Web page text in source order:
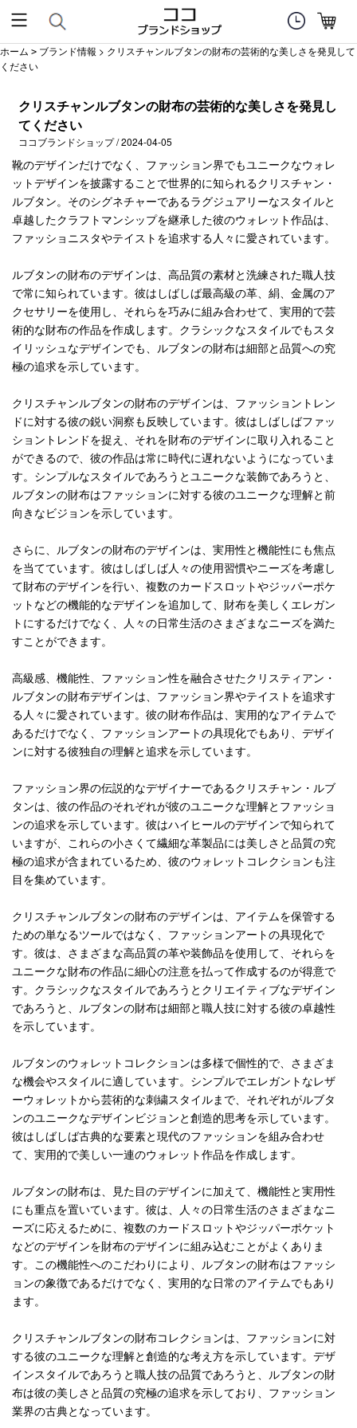
ホーム > ブランド情報 > クリスチャンルブタンの財布の芸術的な美しさを発見して
ください
クリスチャンルブタンの財布の芸術的な美しさを発見し
てください
ココブランドショップ / 2024-04-05
靴のデザインだけでなく、ファッション界でもユニークなウォレ
ットデザインを披露することで世界的に知られるクリスチャン・
ルブタン。そのシグネチャーであるラグジュアリーなスタイルと
卓越したクラフトマンシップを継承した彼のウォレット作品は、
ファッショニスタやテイストを追求する人々に愛されています。
ルブタンの財布のデザインは、高品質の素材と洗練された職人技
で常に知られています。彼はしばしば最高級の革、絹、金属のア
クセサリーを使用し、それらを巧みに組み合わせて、実用的で芸
術的な財布の作品を作成します。クラシックなスタイルでもスタ
イリッシュなデザインでも、ルブタンの財布は細部と品質への究
極の追求を示しています。
クリスチャンルブタンの財布のデザインは、ファッショントレン
ドに対する彼の鋭い洞察も反映しています。彼はしばしばファッ
ショントレンドを捉え、それを財布のデザインに取り入れること
ができるので、彼の作品は常に時代に遅れないようになっていま
す。シンプルなスタイルであろうとユニークな装飾であろうと、
ルブタンの財布はファッションに対する彼のユニークな理解と前
向きなビジョンを示しています。
さらに、ルブタンの財布のデザインは、実用性と機能性にも焦点
を当てています。彼はしばしば人々の使用習慣やニーズを考慮し
て財布のデザインを行い、複数のカードスロットやジッパーポケ
ットなどの機能的なデザインを追加して、財布を美しくエレガン
トにするだけでなく、人々の日常生活のさまざまなニーズを満た
すことができます。
高級感、機能性、ファッション性を融合させたクリスティアン・
ルブタンの財布デザインは、ファッション界やテイストを追求す
る人々に愛されています。彼の財布作品は、実用的なアイテムで
あるだけでなく、ファッションアートの具現化でもあり、デザイ
ンに対する彼独自の理解と追求を示しています。
ファッション界の伝説的なデザイナーであるクリスチャン・ルブ
タンは、彼の作品のそれぞれが彼のユニークな理解とファッショ
ンの追求を示しています。彼はハイヒールのデザインで知られて
いますが、これらの小さくて繊細な革製品には美しさと品質の究
極の追求が含まれているため、彼のウォレットコレクションも注
目を集めています。
クリスチャンルブタンの財布のデザインは、アイテムを保管する
ための単なるツールではなく、ファッションアートの具現化で
す。彼は、さまざまな高品質の革や装飾品を使用して、それらを
ユニークな財布の作品に細心の注意を払って作成するのが得意で
す。クラシックなスタイルであろうとクリエイティブなデザイン
であろうと、ルブタンの財布は細部と職人技に対する彼の卓越性
を示しています。
ルブタンのウォレットコレクションは多様で個性的で、さまざま
な機会やスタイルに適しています。シンプルでエレガントなレザ
ーウォレットから芸術的な刺繍スタイルまで、それぞれがルブタ
ンのユニークなデザインビジョンと創造的思考を示しています。
彼はしばしば古典的な要素と現代のファッションを組み合わせ
て、実用的で美しい一連のウォレット作品を作成します。
ルブタンの財布は、見た目のデザインに加えて、機能性と実用性
にも重点を置いています。彼は、人々の日常生活のさまざまなニ
ーズに応えるために、複数のカードスロットやジッパーポケット
などのデザインを財布のデザインに組み込むことがよくありま
す。この機能性へのこだわりにより、ルブタンの財布はファッシ
ョンの象徴であるだけでなく、実用的な日常のアイテムでもあり
ます。
クリスチャンルブタンの財布コレクションは、ファッションに対
する彼のユニークな理解と創造的な考え方を示しています。デザ
インスタイルであろうと職人技の品質であろうと、ルブタンの財
布は彼の美しさと品質の究極の追求を示しており、ファッション
業界の古典となっています。